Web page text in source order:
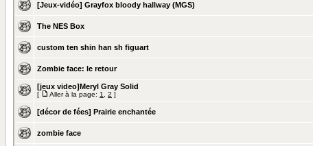
[Jeux-vidéo] Grayfox bloody hallway (MGS)
The NES Box
custom ten shin han sh figuart
Zombie face: le retour
[jeux video]Meryl Gray Solid
[ Aller à la page: 1 2 ]
[décor de fées] Prairie enchantée
zombie face